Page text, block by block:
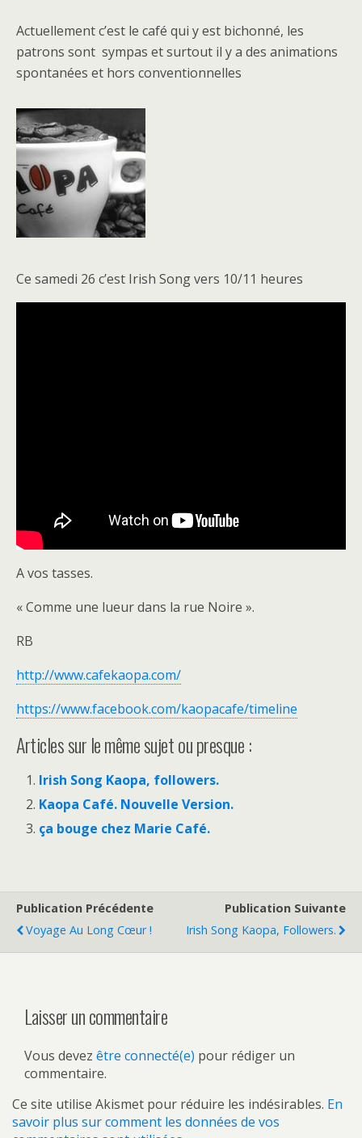
Actuellement c’est le café qui y est bichonné, les
patrons sont sympas et surtout il y a des animations
spontanées et hors conventionnelles
Ce samedi 26 c’est Irish Song vers 10/11 heures
A vos tasses.
« Comme une lueur dans la rue Noire ».
RB
http://www.cafekaopa.com/
https://www.facebook.com/kaopacafe/timeline
Articles sur le même sujet ou presque :
Irish Song Kaopa, followers.
Kaopa Café. Nouvelle Version.
ça bouge chez Marie Café.
Publication Précédente
Voyage Au Long Cœur !
Publication Suivante
Irish Song Kaopa, Followers.
Laisser un commentaire
Vous devez être connecté(e) pour rédiger un
commentaire.
Ce site utilise Akismet pour réduire les indésirables. En
savoir plus sur comment les données de vos